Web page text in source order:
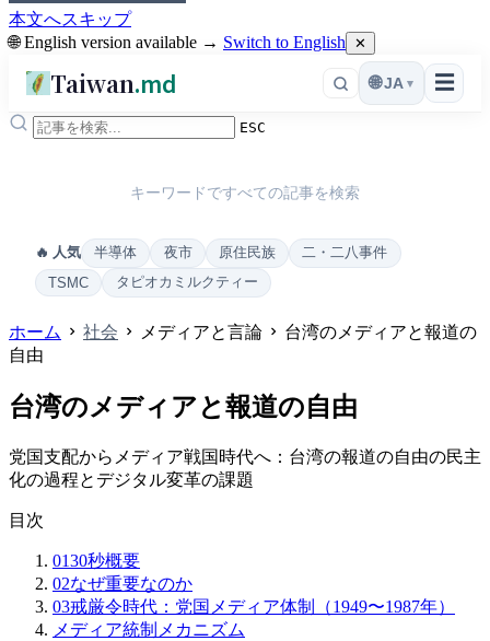
本文へスキップ
🌐 English version available → Switch to English ✕
Taiwan.md ☰
🌐 JA ▾
ESC
キーワードですべての記事を検索
🔥 人気 半導体 夜市 原住民族
二・二八事件
TSMC
タピオカミルクティー
ホーム 社会 メディアと言論
台湾のメディアと報道の
自由
台湾のメディアと報道の自由
党国支配からメディア戦国時代へ：台湾の報道の自由の民主
化の過程とデジタル変革の課題
目次
0130秒概要
02なぜ重要なのか
03戒厳令時代：党国メディア体制（1949〜1987年）
メディア統制メカニズム